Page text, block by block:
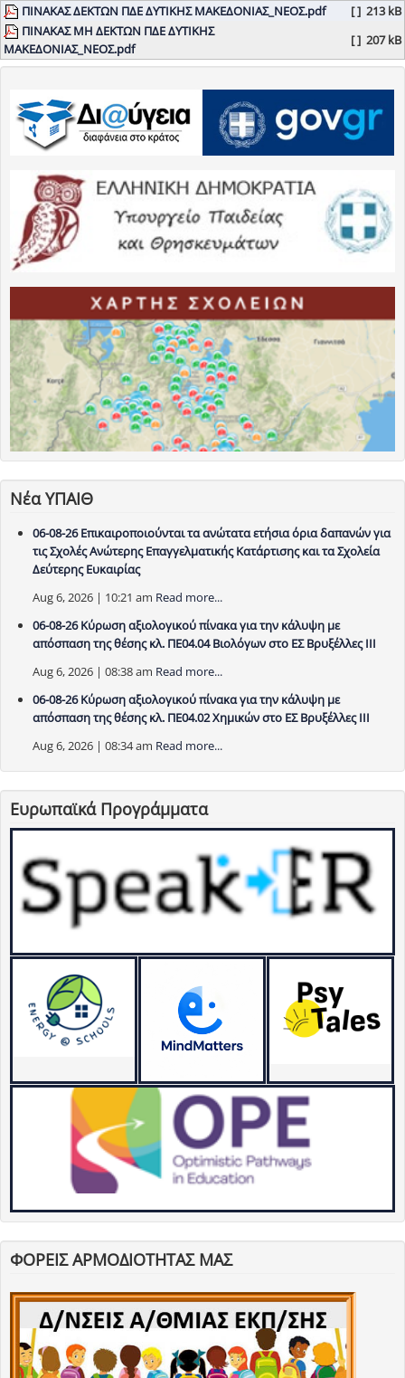
ΠΙΝΑΚΑΣ ΔΕΚΤΩΝ ΠΔΕ ΔΥΤΙΚΗΣ ΜΑΚΕΔΟΝΙΑΣ_ΝΕΟΣ.pdf [ ] 213 kB
ΠΙΝΑΚΑΣ ΜΗ ΔΕΚΤΩΝ ΠΔΕ ΔΥΤΙΚΗΣ
ΜΑΚΕΔΟΝΙΑΣ_ΝΕΟΣ.pdf
[ ] 207 kB
Νέα ΥΠΑΙΘ
06-08-26 Επικαιροποιούνται τα ανώτατα ετήσια όρια δαπανών για
τις Σχολές Ανώτερης Επαγγελματικής Κατάρτισης και τα Σχολεία
Δεύτερης Ευκαιρίας
Aug 6, 2026 | 10:21 am Read more...
06-08-26 Κύρωση αξιολογικού πίνακα για την κάλυψη με
απόσπαση της θέσης κλ. ΠΕ04.04 Βιολόγων στο ΕΣ Βρυξέλλες ΙΙΙ
Aug 6, 2026 | 08:38 am Read more...
06-08-26 Κύρωση αξιολογικού πίνακα για την κάλυψη με
απόσπαση της θέσης κλ. ΠΕ04.02 Χημικών στο ΕΣ Βρυξέλλες ΙΙΙ
Aug 6, 2026 | 08:34 am Read more...
Ευρωπαϊκά Προγράμματα
ΦΟΡΕΙΣ ΑΡΜΟΔΙΟΤΗΤΑΣ ΜΑΣ